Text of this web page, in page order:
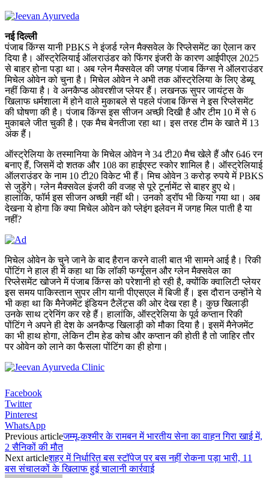
नई दिल्ली
पंजाब किंग्स यानी PBKS ने इंजर्ड ग्लेन मैक्सवेल के रिप्लेसमेंट का ऐलान कर
दिया है। ऑस्ट्रेलियाई ऑलराउंडर को फिंगर इंजरी के कारण आईपीएल 2025
से बाहर होना पड़ा था। अब ग्लेन मैक्सवेल की जगह पंजाब किंग्स ने ऑलराउंडर
मिचेल ओवेन को चुना है। मिचेल ओवेन ने अभी तक ऑस्ट्रेलिया के लिए डेब्यू
नहीं किया है। वे अनकैप्ड ओवरशीज प्लेयर हैं। लखनऊ सुपर जायंट्स के
खिलाफ धर्मशाला में होने वाले मुकाबले से पहले पंजाब किंग्स ने इस रिप्लेसमेंट
की घोषणा की है। पंजाब किंग्स इस सीजन अच्छी दिखी है और टीम 10 में से 6
मुकाबले जीत चुकी है। एक मैच बेनतीजा रहा था। इस तरह टीम के खाते में 13
अंक हैं।
ऑस्ट्रेलिया के तस्मानिया के मिचेल ओवेन ने 34 टी20 मैच खेले हैं और 646 रन
बनाए हैं, जिसमें दो शतक और 108 का हाईएस्ट स्कोर शामिल है। ऑस्ट्रेलियाई
ऑलराउंडर के नाम 10 टी20 विकेट भी हैं। मिच ओवेन 3 करोड़ रुपये में PBKS
से जुड़ेंगे। ग्लेन मैक्सवेल इंजरी की वजह से पूरे टूर्नामेंट से बाहर हुए थे।
हालांकि, फॉर्म इस सीजन अच्छी नहीं थी। उनको ड्रॉप भी किया गया था। अब
देखना ये होगा कि क्या मिचेल ओवेन को प्लेइंग इलेवन में जगह मिल पाती है या
नहीं?
मिचेल ओवेन के चुने जाने के बाद हैरान करने वाली बात भी सामने आई है। रिकी
पोंटिंग ने हाल ही में कहा था कि लॉकी फर्ग्यूसन और ग्लेन मैक्सवेल का
रिप्लेसमेंट खोजने में पंजाब किंग्स को परेशानी हो रही है, क्योंकि क्वालिटी प्लेयर
इस समय पाकिस्तान सुपर लीग यानी पीएसएल में बिजी हैं। इस दौरान उन्होंने ये
भी कहा था कि मैनेजमेंट इंडियन टैलेंट्स की ओर देख रहा है। कुछ खिलाड़ी
उनके साथ ट्रेनिंग कर रहे हैं। हालांकि, ऑस्ट्रेलिया के पूर्व कप्तान रिकी
पोंटिंग ने अपने ही देश के अनकैप्ड खिलाड़ी को मौका दिया है। इसमें मैनेजमेंट
का भी हाथ होगा, लेकिन टीम हेड कोच और कप्तान की होती है तो जाहिर तौर
पर ओवेन को लाने का फैसला पोंटिंग का ही होगा।
Facebook
Twitter
Pinterest
WhatsApp
Previous articleजम्मू-कश्मीर के रामबन में भारतीय सेना का वाहन गिरा खाई में,
2 सैनिकों की मौत
Next articleशहर में निर्धारित बस स्टॉपेज पर बस नहीं रोकना पड़ा भारी, 11
बस संचालकों के खिलाफ हुई चालानी कार्रवाई